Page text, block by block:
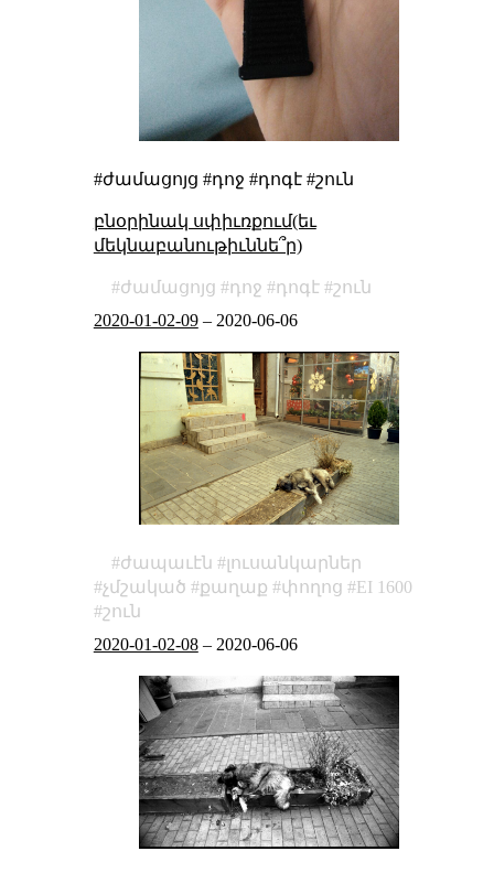
#ժամացոյց #դոջ #դոգէ #շուն
բնօրինակ սփիւռքում(եւ
մեկնաբանութիւննե՞ր)
ժամացոյց դոջ դոգէ
շուն
2020-01-02-09– 2020-06-06
ժապաւէն
լուսանկարներ
չմշակած
քաղաք փողոց
EI 1600
շուն
2020-01-02-08– 2020-06-06